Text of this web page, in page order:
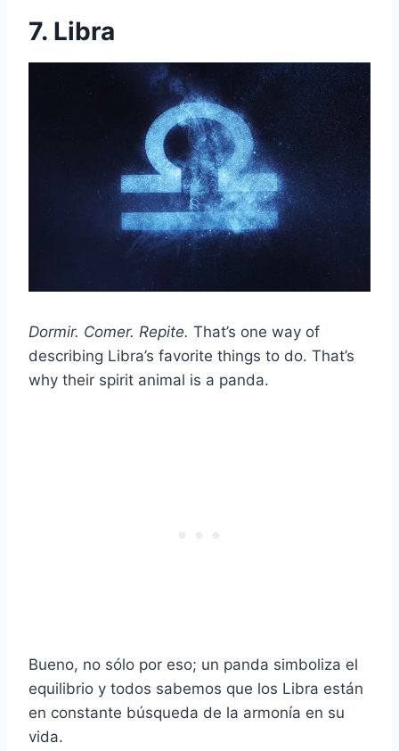
7. Libra
Dormir. Comer. Repite. That’s one way of
describing Libra’s favorite things to do. That’s
why their spirit animal is a panda.
Bueno, no sólo por eso; un panda simboliza el
equilibrio y todos sabemos que los Libra están
en constante búsqueda de la armonía en su
vida.